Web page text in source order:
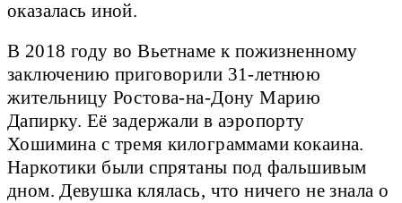
оказалась иной.
В 2018 году во Вьетнаме к пожизненному
заключению приговорили 31-летнюю
жительницу Ростова-на-Дону Марию
Дапирку. Её задержали в аэропорту
Хошимина с тремя килограммами кокаина.
Наркотики были спрятаны под фальшивым
дном. Девушка клялась, что ничего не знала о